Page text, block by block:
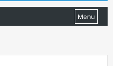
Menu